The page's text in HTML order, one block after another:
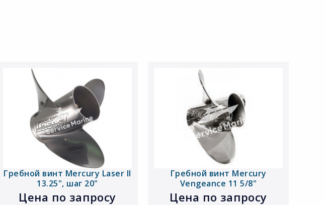
Гребной винт Mercury Laser II
13.25", шаг 20"
Цена по запросу
Гребной винт Mercury
Vengeance 11 5/8"
Цена по запросу